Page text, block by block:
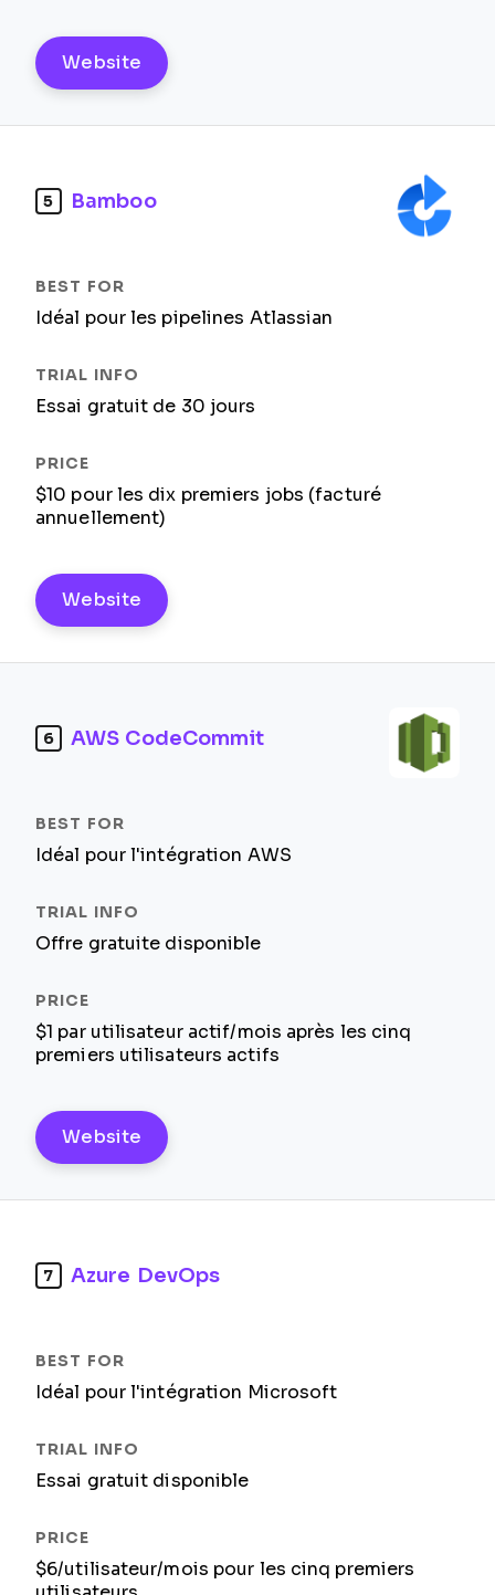
Website
5 Bamboo
Idéal pour les pipelines Atlassian
Essai gratuit de 30 jours
$10 pour les dix premiers jobs (facturé
annuellement)
Website
6 AWS CodeCommit
Idéal pour l'intégration AWS
Offre gratuite disponible
$1 par utilisateur actif/mois après les cinq
premiers utilisateurs actifs
Website
7 Azure DevOps
Idéal pour l'intégration Microsoft
Essai gratuit disponible
$6/utilisateur/mois pour les cinq premiers